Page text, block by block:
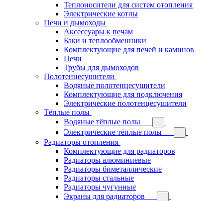
Теплоносители для систем отопления
Электрические котлы
Печи и дымоходы
Аксессуары к печам
Баки и теплообменники
Комплектующие для печей и каминов
Печи
Трубы для дымоходов
Полотенцесушители
Водяные полотенцесушители
Комплектующие для подключения
Электрические полотенцесушители
Тёплые полы
Водяные тёплые полы
Электрические тёплые полы
Радиаторы отопления
Комплектующие для радиаторов
Радиаторы алюминиевые
Радиаторы биметаллические
Радиаторы стальные
Радиаторы чугунные
Экраны для радиаторов